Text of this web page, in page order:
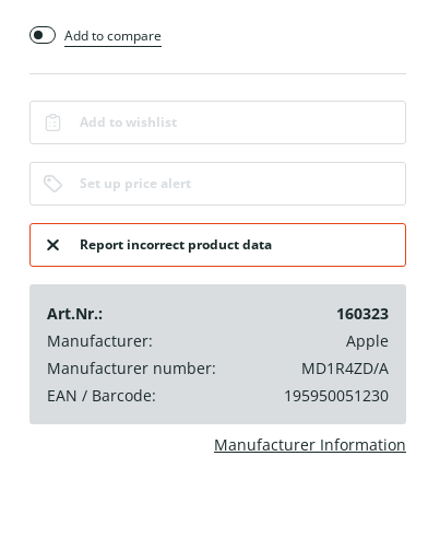
Add to compare
Add to wishlist
Set up price alert
Report incorrect product data
Art.Nr.:
160323
Manufacturer:
Apple
Manufacturer number:
MD1R4ZD/A
EAN / Barcode:
195950051230
Manufacturer Information